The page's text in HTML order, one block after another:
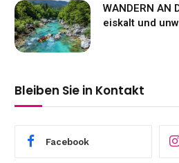
WANDERN AN
eiskalt und
Bleiben Sie in Kontakt
Facebook